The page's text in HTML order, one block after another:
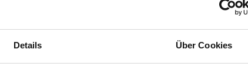
Details Über Cookies